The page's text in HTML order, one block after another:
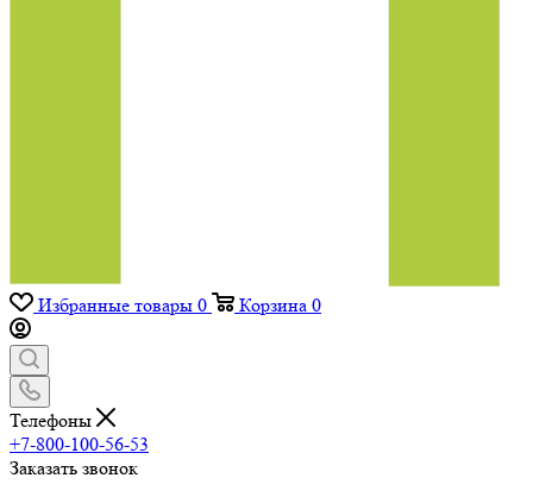
Избранные товары 0 Корзина 0
Телефоны
+7-800-100-56-53
Заказать звонок